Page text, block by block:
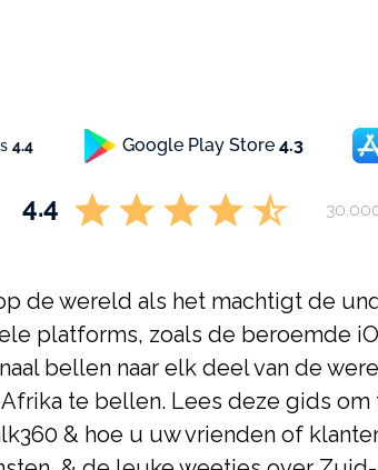
4.4 Google Play Store 4.3
4.4
de wereld als het machtigt de
platforms, zoals de beroemde
bellen naar elk deel van de
te bellen. Lees deze gids
& hoe u uw vrienden of